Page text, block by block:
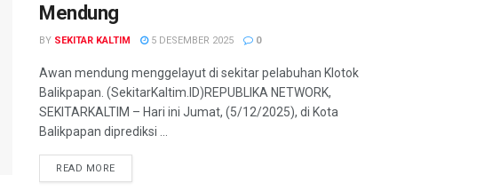
Mendung
BY SEKITAR KALTIM 5 DESEMBER 2025 0
Awan mendung menggelayut di sekitar pelabuhan Klotok
Balikpapan. (SekitarKaltim.ID)REPUBLIKA NETWORK,
SEKITARKALTIM – Hari ini Jumat, (5/12/2025), di Kota
Balikpapan diprediksi ...
READ MORE